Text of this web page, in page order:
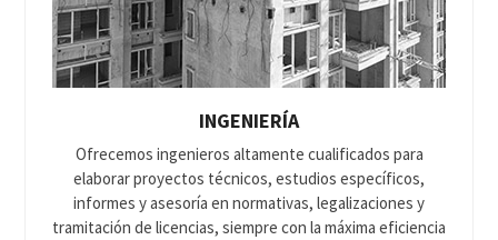
INGENIERÍA
Ofrecemos ingenieros altamente cualificados para
elaborar proyectos técnicos, estudios específicos,
informes y asesoría en normativas, legalizaciones y
tramitación de licencias, siempre con la máxima eficiencia